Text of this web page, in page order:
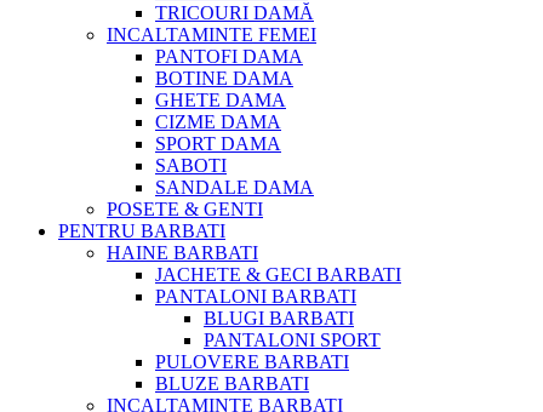
TRICOURI DAMĂ
INCALTAMINTE FEMEI
PANTOFI DAMA
BOTINE DAMA
GHETE DAMA
CIZME DAMA
SPORT DAMA
SABOTI
SANDALE DAMA
POSETE & GENTI
PENTRU BARBATI
HAINE BARBATI
JACHETE & GECI BARBATI
PANTALONI BARBATI
BLUGI BARBATI
PANTALONI SPORT
PULOVERE BARBATI
BLUZE BARBATI
INCALTAMINTE BARBATI